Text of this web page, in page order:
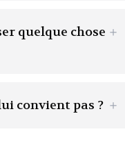
quelque chose ＋
convient pas ? ＋